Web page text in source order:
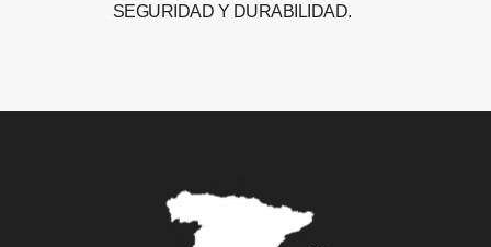
SEGURIDAD Y DURABILIDAD.